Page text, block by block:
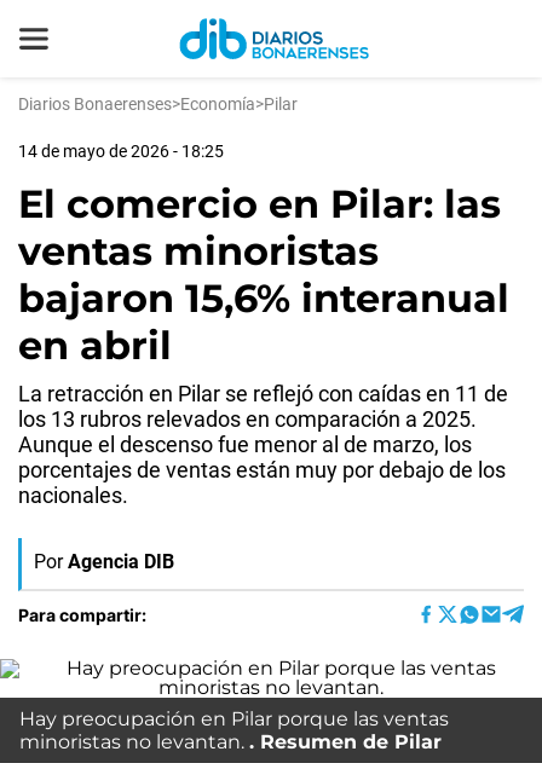
Diarios Bonaerenses>Economía>Pilar
14 de mayo de 2026 - 18:25
El comercio en Pilar: las
ventas minoristas
bajaron 15,6% interanual
en abril
La retracción en Pilar se reflejó con caídas en 11 de
los 13 rubros relevados en comparación a 2025.
Aunque el descenso fue menor al de marzo, los
porcentajes de ventas están muy por debajo de los
nacionales.
Por Agencia DIB
Para compartir:
Hay preocupación en Pilar porque las ventas
minoristas no levantan.
Resumen de Pilar